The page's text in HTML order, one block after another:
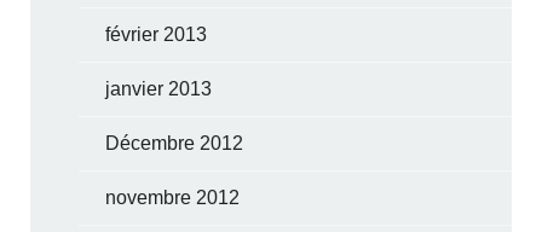
février 2013
janvier 2013
Décembre 2012
novembre 2012